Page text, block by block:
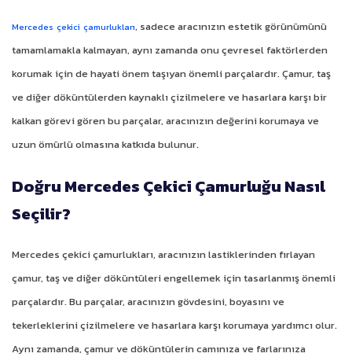
Mercedes çekici çamurlukları, sadece aracınızın estetik görünümünü
tamamlamakla kalmayan, aynı zamanda onu çevresel faktörlerden
korumak için de hayati önem taşıyan önemli parçalardır. Çamur, taş
ve diğer döküntülerden kaynaklı çizilmelere ve hasarlara karşı bir
kalkan görevi gören bu parçalar, aracınızın değerini korumaya ve
uzun ömürlü olmasına katkıda bulunur.
Doğru Mercedes Çekici Çamurluğu Nasıl
Seçilir?
Mercedes çekici çamurlukları, aracınızın lastiklerinden fırlayan
çamur, taş ve diğer döküntüleri engellemek için tasarlanmış önemli
parçalardır. Bu parçalar, aracınızın gövdesini, boyasını ve
tekerleklerini çizilmelere ve hasarlara karşı korumaya yardımcı olur.
Aynı zamanda, çamur ve döküntülerin camınıza ve farlarınıza